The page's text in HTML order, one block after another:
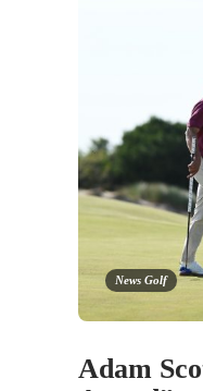
News Golf
Adam